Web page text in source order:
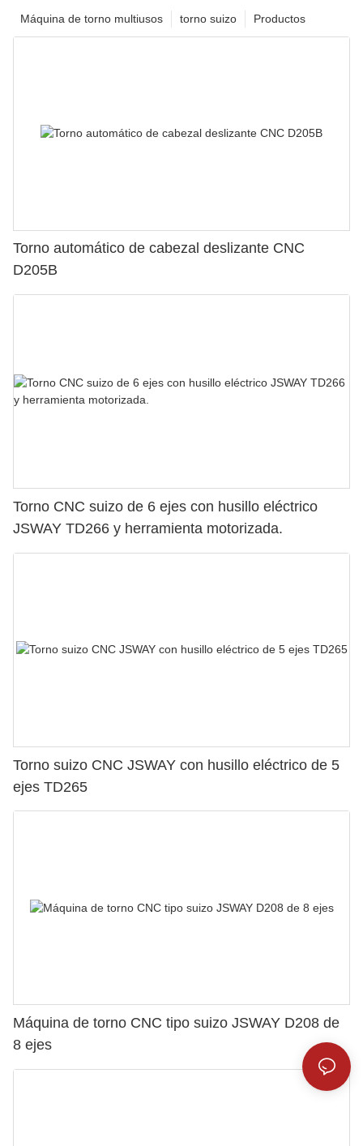
Productos
torno suizo
Máquina de torno multiusos
Torno automático de cabezal deslizante CNC
D205B
Torno CNC suizo de 6 ejes con husillo eléctrico
JSWAY TD266 y herramienta motorizada.
Torno suizo CNC JSWAY con husillo eléctrico de 5
ejes TD265
Máquina de torno CNC tipo suizo JSWAY D208 de
8 ejes